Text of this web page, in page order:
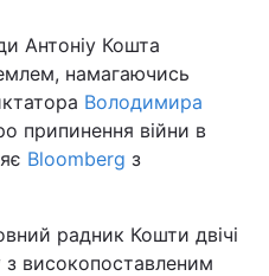
Антоніу Кошта
намагаючись
Володимира
припинення війни в
Bloomberg з
радник Кошти двічі
з високопоставленим